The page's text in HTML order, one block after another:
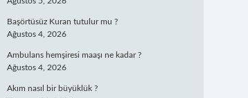
Başörtüsüz Kuran tutulur mu ?
Ağustos 4, 2026
Ambulans hemşiresi maaşı ne kadar ?
Ağustos 4, 2026
Akım nasıl bir büyüklük ?